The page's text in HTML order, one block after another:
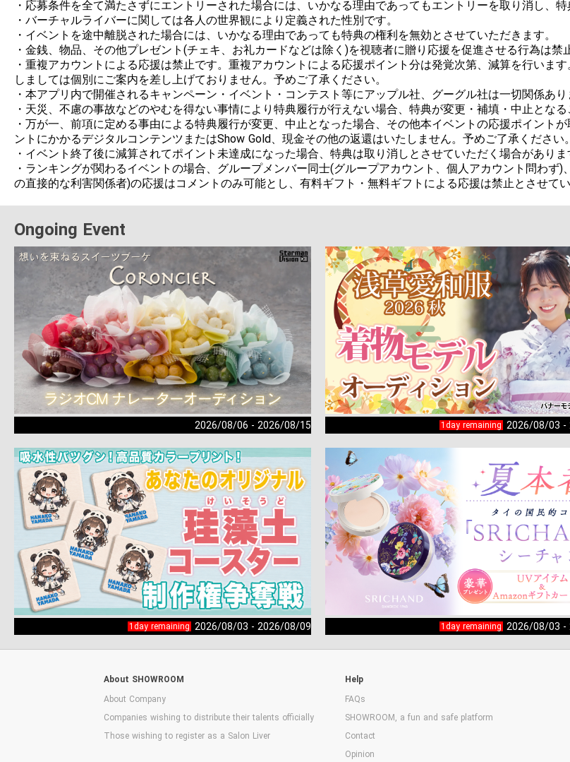
・応募条件を全て満たさずにエントリーされた場合には、いかなる理由であってもエントリーを取り消し、
・バーチャルライバーに関しては各人の世界観により定義された性別です。
・イベントを途中離脱された場合には、いかなる理由であっても特典の権利を無効とさせていただきます。
・金銭、物品、その他プレゼント(チェキ、お礼カードなどは除く)を視聴者に贈り応援を促進させる行為は禁
・重複アカウントによる応援は禁止です。重複アカウントによる応援ポイント分は発覚次第、減算を行いま
しましては個別にご案内を差し上げておりません。予めご了承ください。
・本アプリ内で開催されるキャンペーン・イベント・コンテスト等にアップル社、グーグル社は一切関係あり
・天災、不慮の事故などのやむを得ない事情により特典履行が行えない場合、特典が変更・補填・中止とな
・万が一、前項に定める事由による特典履行が変更、中止となった場合、その他本イベントの応援ポイント
ントにかかるデジタルコンテンツまたはShow Gold、現金その他の返還はいたしません。予めご了承ください。
・イベント終了後に減算されてポイント未達成になった場合、特典は取り消しとさせていただく場合がありま
・ランキングが関わるイベントの場合、グループメンバー同士(グループアカウント、個人アカウント問わ
の直接的な利害関係者)の応援はコメントのみ可能とし、有料ギフト・無料ギフトによる応援は禁止とさせてい
Ongoing Event
2026/08/06 - 2026/08/15 1day remaining 2026/08/03 -
1day remaining 2026/08/03 - 2026/08/09 1day remaining 2026/08/03 -
About SHOWROOM
About Company
Companies wishing to distribute their talents officially
Those wishing to register as a Salon Liver
Help
FAQs
SHOWROOM, a fun and safe platform
Contact
Opinion